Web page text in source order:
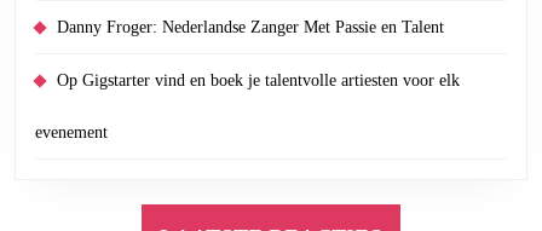
Danny Froger: Nederlandse Zanger Met Passie en Talent
Op Gigstarter vind en boek je talentvolle artiesten voor elk
evenement